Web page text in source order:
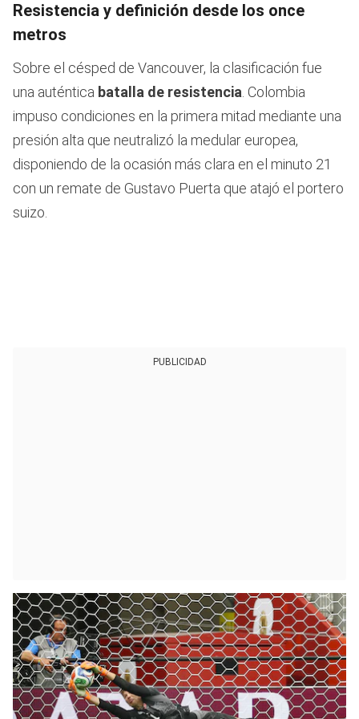
minutes,
Resistencia y definición desde los once
metros
Sobre el césped de Vancouver, la clasificación fue
una auténtica batalla de resistencia . Colombia
impuso condiciones en la primera mitad mediante una
presión alta que neutralizó la medular europea,
disponiendo de la ocasión más clara en el minuto 21
con un remate de Gustavo Puerta que atajó el portero
suizo.
PUBLICIDAD